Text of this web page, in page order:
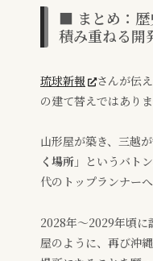
■ まとめ：歴
積み重ねる開
琉球新報
さんが伝
の建て替えではありま
山形屋が築き、三越
く場所」 というバト
代のトップランナー
2028年〜2029年頃に
屋のように、再び沖